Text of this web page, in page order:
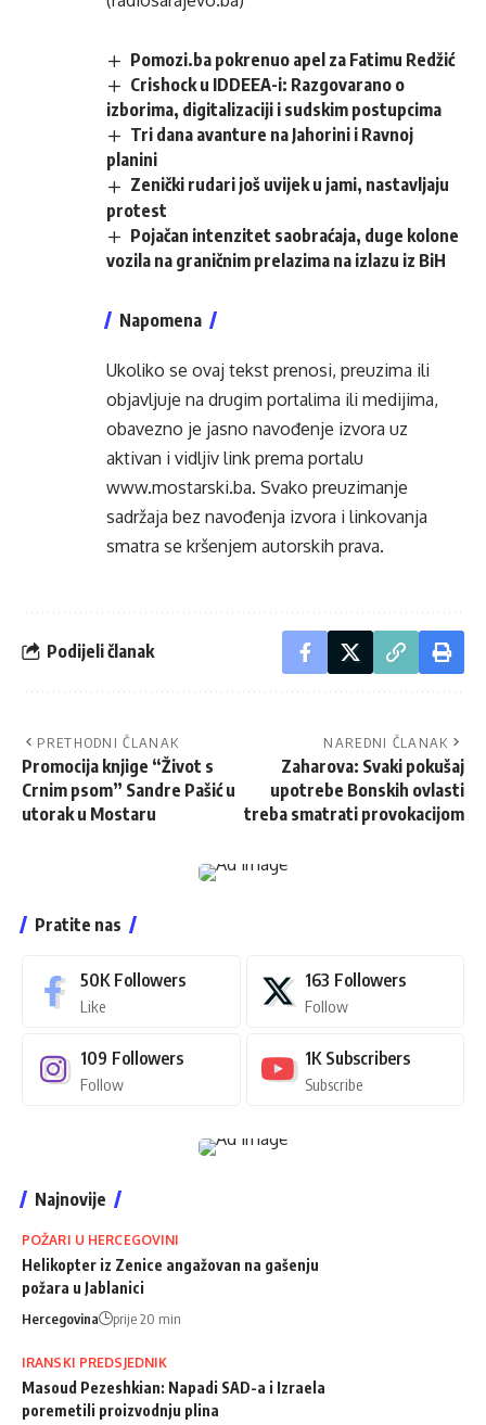
Pomozi.ba pokrenuo apel za Fatimu Redžić
Crishock u IDDEEA-i: Razgovarano o
izborima, digitalizaciji i sudskim postupcima
Tri dana avanture na Jahorini i Ravnoj
planini
Zenički rudari još uvijek u jami, nastavljaju
protest
Pojačan intenzitet saobraćaja, duge kolone
vozila na graničnim prelazima na izlazu iz BiH
Napomena
Ukoliko se ovaj tekst prenosi, preuzima ili
objavljuje na drugim portalima ili medijima,
obavezno je jasno navođenje izvora uz
aktivan i vidljiv link prema portalu
www.mostarski.ba. Svako preuzimanje
sadržaja bez navođenja izvora i linkovanja
smatra se kršenjem autorskih prava.
Podijeli članak
PRETHODNI ČLANAK
Promocija knjige “Život s
Crnim psom” Sandre Pašić u
utorak u Mostaru
NAREDNI ČLANAK
Zaharova: Svaki pokušaj
upotrebe Bonskih ovlasti
treba smatrati provokacijom
Pratite nas
50K Followers
Like
163 Followers
Follow
109 Followers
Follow
1K Subscribers
Subscribe
Najnovije
POŽARI U HERCEGOVINI
Helikopter iz Zenice angažovan na gašenju
požara u Jablanici
Hercegovina prije 20 min
IRANSKI PREDSJEDNIK
Masoud Pezeshkian: Napadi SAD-a i Izraela
poremetili proizvodnju plina